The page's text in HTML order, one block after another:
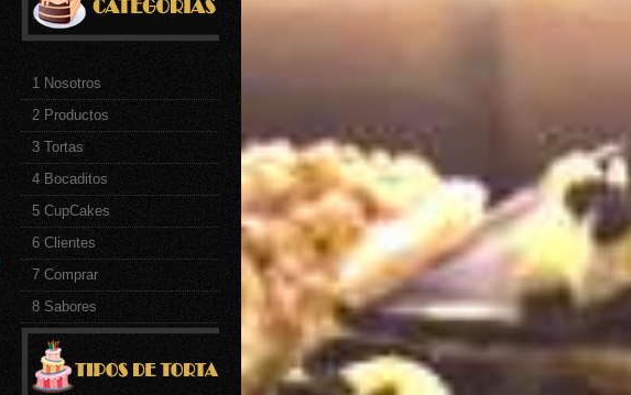
1 Nosotros
2 Productos
3 Tortas
4 Bocaditos
5 CupCakes
6 Clientes
7 Comprar
8 Sabores